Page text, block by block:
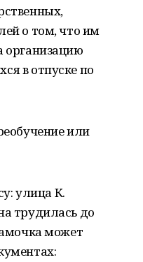
о том, что им
организацию
в отпуске по
или
улица К.
трудилась до
может